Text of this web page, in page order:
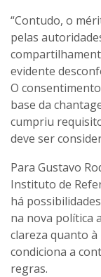
“Contudo, o
pelas
evidente
O
base da
cumpriu
deve ser
Para Gustavo
Instituto de
há
na nova política
clareza quanto
condiciona a
regras.